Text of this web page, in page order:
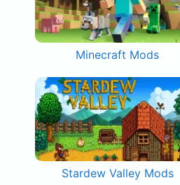
Minecraft Mods
Stardew Valley Mods